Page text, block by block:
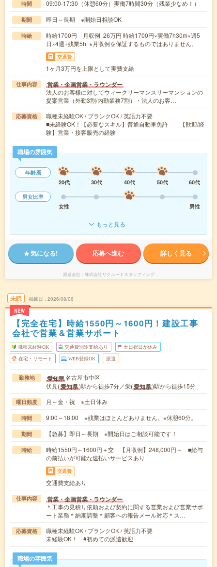
時間 09:00-17:30（休憩60分）実働7時間30分（残業少なめ！）
期間 即日～長期 ※開始日相談OK
時給
時給1700円 月収例 26万円 時給1700円×実働7h30m×週5
日×4週+残業5h ※月収例を保証するものではありません。
交通費
1ヶ月3万円を上限として実費支給
仕事内容 営業・企画営業・ラウンダー
法人のお客様に対してウィークリーマンスリーマンションの
提案営業（外勤3割/内勤業務7割）・法人のお客…
応募資格
職種未経験OK / ブランクOK / 英語力不要
■未経験OK！【必要なスキル】普通自動車免許 【歓迎/経
験】営業・接客販売の経験
職場の雰囲気
年齢層
20代
30代 40代 50代
60代
男女比率
女性
男性
もっと見る
気になる! 応募へ進む 詳しく見る
派遣会社 株式会社リクルートスタッフィング
未読
NEW
掲載日 2026/08/06
【完全在宅】時給1550円～1600円！建設工事
会社で営業＆営業サポート
職種未経験OK 交通費別途支給あり 土日祝日が休み
在宅・リモート WEB登録OK 派遣
勤務地 愛知県名古屋市中区
伏見(愛知県)駅から徒歩7分／栄(愛知県)駅から徒歩15分
曜日頻度 月～金・祝 ※土日休み
時間 9:00～18:00 ※残業はほとんどありません。※休憩60分。
期間 【急募】即日～長期 ※開始日はご相談可能です！
時給
時給1550円～1600円＋交 【月収例】248,000円～ ■給与
の前払いが可能な速払いサービスあり
交通費
交通費支給あり
仕事内容 営業・企画営業・ラウンダー
＊工事の見積り依頼および契約に関する営業および営業サポ
ート業務＊納期調整＊顧客への報告メール対応＊ス…
応募資格
職種未経験OK / ブランクOK / 英語力不要
未経験OK！ #初めての派遣歓迎
職場の雰囲気